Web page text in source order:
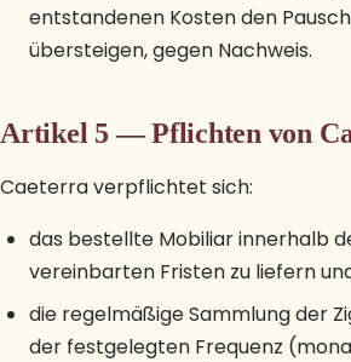
entstandenen Kosten den
übersteigen, gegen Nachweis.
Artikel 5 — Pflichten von
Caeterra verpflichtet sich:
das bestellte Mobiliar innerhalb
vereinbarten Fristen zu liefern
die regelmäßige Sammlung der
der festgelegten Frequenz